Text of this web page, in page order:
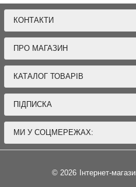
КОНТАКТИ
ПРО МАГАЗИН
КАТАЛОГ ТОВАРІВ
ПІДПИСКА
МИ У СОЦМЕРЕЖАХ:
© 2026 Інтернет-